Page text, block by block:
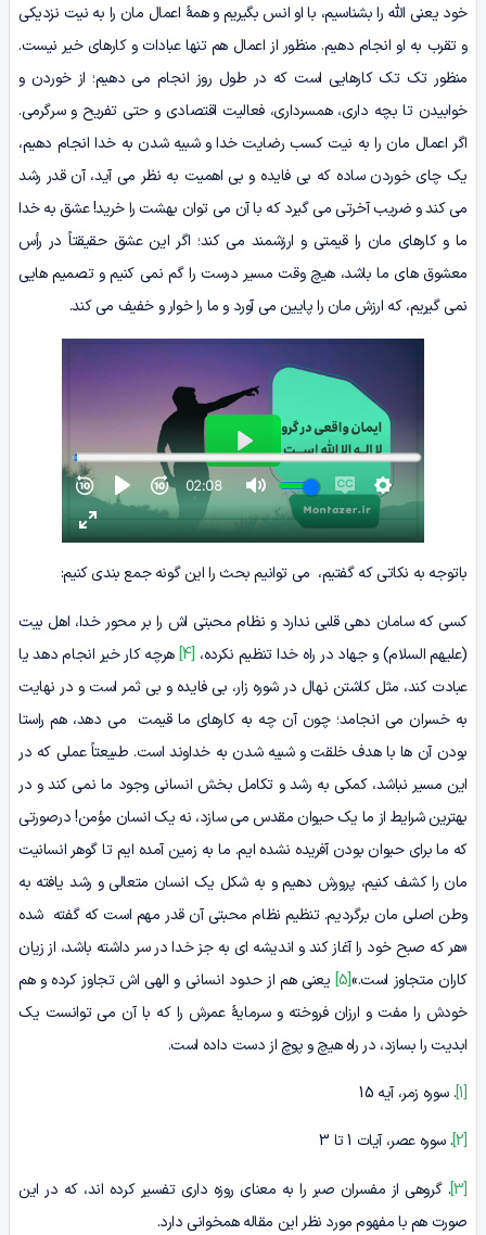
خود یعنی الله را بشناسیم، با او انس بگیریم و همۀ اعمال مان را به نیت نزدیکی
و تقرب به او انجام دهیم. منظور از اعمال هم تنها عبادات و کارهای خیر نیست.
منظور تک تک کارهایی است که در طول روز انجام می دهیم؛ از خوردن و
خوابیدن تا بچه داری، همسرداری، فعالیت اقتصادی و حتی تفریح و سرگرمی.
اگر اعمال مان را به نیت کسب رضایت خدا و شبیه شدن به خدا انجام دهیم،
یک چای خوردن ساده که بی فایده و بی اهمیت به نظر می آید، آن قدر رشد
می کند و ضریب آخرتی می گیرد که با آن می توان بهشت را خرید! عشق به خدا
ما و کارهای مان را قیمتی و ارزشمند می کند؛ اگر این عشق حقیقتاً در رأس
معشوق های ما باشد، هیچ وقت مسیر درست را گم نمی کنیم و تصمیم هایی
نمی گیریم، که ارزش مان را پایین می آورد و ما را خوار و خفیف می کند.
باتوجه به نکاتی که گفتیم، می توانیم بحث را این گونه جمع بندی کنیم:
کسی که سامان دهی قلبی ندارد و نظام محبتی اش را بر محور خدا، اهل بیت
(علیهم السلام) و جهاد در راه خدا تنظیم نکرده، [4]
هرچه کار خیر انجام دهد یا
عبادت کند، مثل کاشتن نهال در شوره زار، بی فایده و بی ثمر است و در نهایت
به خسران می انجامد؛ چون آن چه به کارهای ما قیمت می دهد، هم راستا
بودن آن ها با هدف خلقت و شبیه شدن به خداوند است. طبیعتاً عملی که در
این مسیر نباشد، کمکی به رشد و تکامل بخش انسانی وجود ما نمی کند و در
بهترین شرایط از ما یک حیوان مقدس می سازد، نه یک انسان مؤمن! درصورتی
که ما برای حیوان بودن آفریده نشده ایم. ما به زمین آمده ایم تا گوهر انسانیت
مان را کشف کنیم، پرورش دهیم و به شکل یک انسان متعالی و رشد یافته به
وطن اصلی مان برگردیم. تنظیم نظام محبتی آن قدر مهم است که گفته شده
«هر که صبح خود را آغاز کند و اندیشه ای به جز خدا در سر داشته باشد، از زیان
کاران متجاوز است.»[5]
یعنی هم از حدود انسانی و الهی اش تجاوز کرده و هم
خودش را مفت و ارزان فروخته و سرمایۀ عمرش را که با آن می توانست یک
ابدیت را بسازد، در راه هیچ و پوچ از دست داده است.
[1] . سوره زمر، آیه 15
[2] . سوره عصر، آیات 1 تا 3
[3] . گروهی از مفسران صبر را به معنای روزه داری تفسیر کرده اند، که در این
صورت هم با مفهوم مورد نظر این مقاله همخوانی دارد.